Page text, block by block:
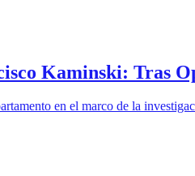
Kaminski: Tras
en el marco de la